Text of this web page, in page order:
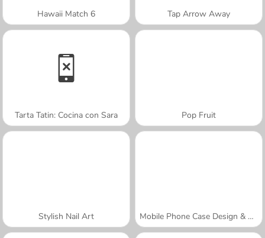
Hawaii Match 6 Tap Arrow Away
Tarta Tatin: Cocina con Sara Pop Fruit
Stylish Nail Art Mobile Phone Case Design & DIY